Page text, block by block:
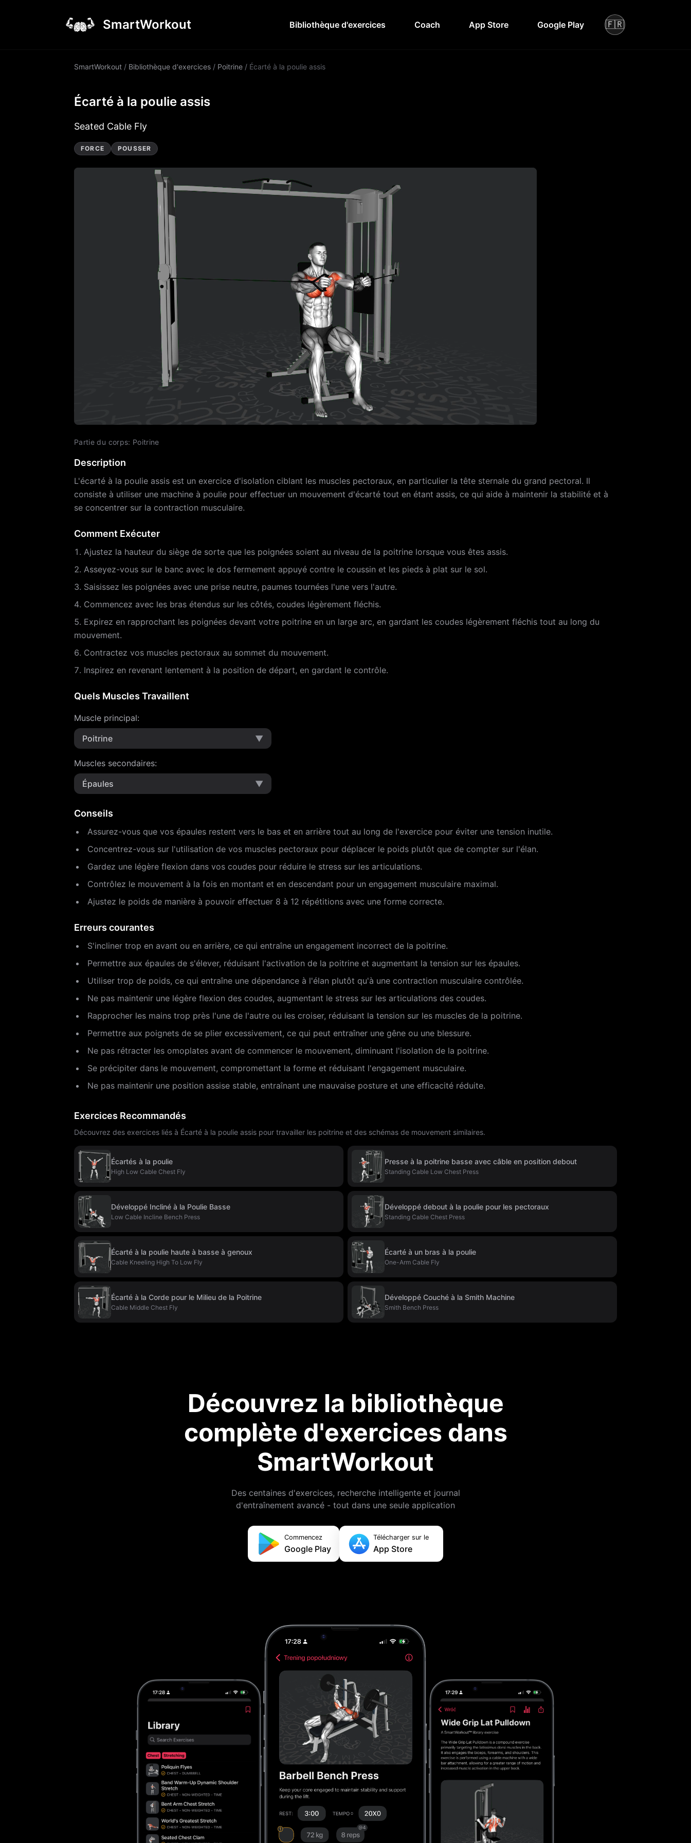
SmartWorkout Bibliothèque d'exercices Coach App Store Google Play 🇫🇷
SmartWorkout / Bibliothèque d'exercices / Poitrine / Écarté à la poulie assis
Écarté à la poulie assis
Seated Cable Fly
FORCE POUSSER
Partie du corps: Poitrine
Description
L'écarté à la poulie assis est un exercice d'isolation ciblant les muscles pectoraux, en particulier la tête sternale du grand pectoral. Il
consiste à utiliser une machine à poulie pour effectuer un mouvement d'écarté tout en étant assis, ce qui aide à maintenir la stabilité et à
se concentrer sur la contraction musculaire.
Comment Exécuter
Ajustez la hauteur du siège de sorte que les poignées soient au niveau de la poitrine lorsque vous êtes assis.
Asseyez-vous sur le banc avec le dos fermement appuyé contre le coussin et les pieds à plat sur le sol.
Saisissez les poignées avec une prise neutre, paumes tournées l'une vers l'autre.
Commencez avec les bras étendus sur les côtés, coudes légèrement fléchis.
Expirez en rapprochant les poignées devant votre poitrine en un large arc, en gardant les coudes légèrement fléchis tout au long du
mouvement.
Contractez vos muscles pectoraux au sommet du mouvement.
Inspirez en revenant lentement à la position de départ, en gardant le contrôle.
Quels Muscles Travaillent
Muscle principal:
Poitrine
▼
Muscles secondaires:
Épaules
▼
Conseils
Assurez-vous que vos épaules restent vers le bas et en arrière tout au long de l'exercice pour éviter une tension inutile.
Concentrez-vous sur l'utilisation de vos muscles pectoraux pour déplacer le poids plutôt que de compter sur l'élan.
Gardez une légère flexion dans vos coudes pour réduire le stress sur les articulations.
Contrôlez le mouvement à la fois en montant et en descendant pour un engagement musculaire maximal.
Ajustez le poids de manière à pouvoir effectuer 8 à 12 répétitions avec une forme correcte.
Erreurs courantes
S'incliner trop en avant ou en arrière, ce qui entraîne un engagement incorrect de la poitrine.
Permettre aux épaules de s'élever, réduisant l'activation de la poitrine et augmentant la tension sur les épaules.
Utiliser trop de poids, ce qui entraîne une dépendance à l'élan plutôt qu'à une contraction musculaire contrôlée.
Ne pas maintenir une légère flexion des coudes, augmentant le stress sur les articulations des coudes.
Rapprocher les mains trop près l'une de l'autre ou les croiser, réduisant la tension sur les muscles de la poitrine.
Permettre aux poignets de se plier excessivement, ce qui peut entraîner une gêne ou une blessure.
Ne pas rétracter les omoplates avant de commencer le mouvement, diminuant l'isolation de la poitrine.
Se précipiter dans le mouvement, compromettant la forme et réduisant l'engagement musculaire.
Ne pas maintenir une position assise stable, entraînant une mauvaise posture et une efficacité réduite.
Exercices Recommandés
Découvrez des exercices liés à Écarté à la poulie assis pour travailler les poitrine et des schémas de mouvement similaires.
Écartés à la poulie
High Low Cable Chest Fly
Presse à la poitrine basse avec câble en position debout
Standing Cable Low Chest Press
Développé Incliné à la Poulie Basse
Low Cable Incline Bench Press
Développé debout à la poulie pour les pectoraux
Standing Cable Chest Press
Écarté à la poulie haute à basse à genoux
Cable Kneeling High To Low Fly
Écarté à un bras à la poulie
One-Arm Cable Fly
Écarté à la Corde pour le Milieu de la Poitrine
Cable Middle Chest Fly
Développé Couché à la Smith Machine
Smith Bench Press
Découvrez la bibliothèque
complète d'exercices dans
SmartWorkout
Des centaines d'exercices, recherche intelligente et journal
d'entraînement avancé - tout dans une seule application
Commencez
Google Play
Télécharger sur le
App Store